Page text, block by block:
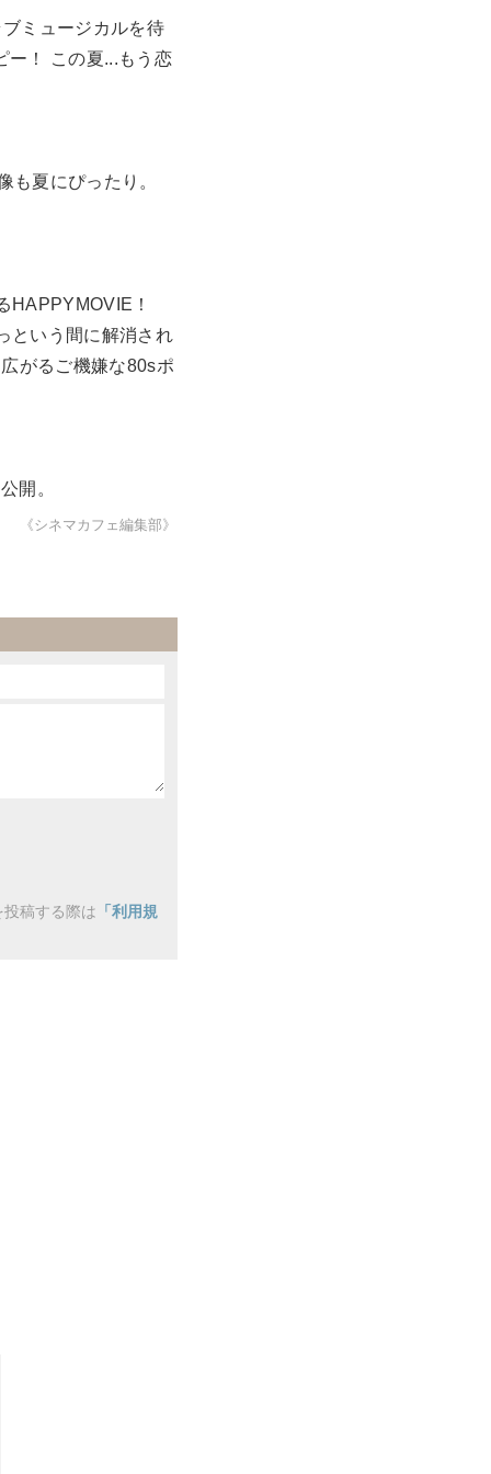
ミュージカルを待
ー！ この夏...もう恋
も夏にぴったり。
HAPPYMOVIE！
という間に解消され
がるご機嫌な80sポ
開。
《シネマカフェ編集部》
稿する際は 「利用規